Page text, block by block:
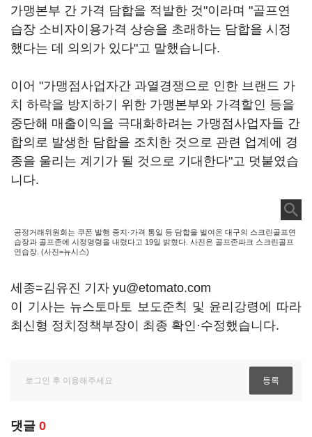
가맹본부 간 가격 담합을 적발한 것"이라며 "골프연
습장 소비자이용가격 상승을 초래하는 담합을 시정
했다는 데 의의가 있다"고 말했습니다.
이어 "가맹점사업자간 과열경쟁으로 인한 브랜드 가
치 하락을 방지하기 위한 가맹본부와 가격할인 등을
중단해 매출이익을 극대화하려는 가맹점사업자들 간
합의로 발생한 담합을 조치한 것으로 관련 업계에 경
종을 울리는 계기가 될 것으로 기대한다"고 덧붙였습
니다.
공정거래위원회는 쿠폰 발행 중지·가격 통일 등 담합을 벌여온 대구의 스크린골프연
습장과 골프존에 시정명령을 내렸다고 19일 밝혔다. 사진은 골프존파크 스크린골프
연습장. (사진=뉴시스)
세종=김유진 기자 yu@etomato.com
이 기사는 뉴스토마토 보도준칙 및 윤리강령에 따라
최신형 정치정책부장이 최종 확인·수정했습니다.
댓글 0